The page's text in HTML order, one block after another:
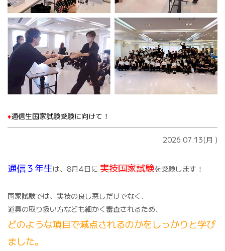
♦️通信生国家試験受験に向けて！
2026.07.13(月 )
通信３年生は、8月4日に 実技国家試験を受験します！
国家試験では、実技の良し悪しだけでなく、
道具の取り扱い方なども細かく審査されるため、
どのような項目で減点されるのかをしっかりと学び
ました。